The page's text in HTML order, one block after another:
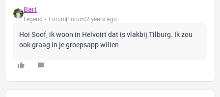
Bart
Legend Forum|Forum|2 years ago
Hoi Soof, ik woon in Helvoirt dat is vlakbij Tilburg. Ik zou
ook graag in je groepsapp willen .